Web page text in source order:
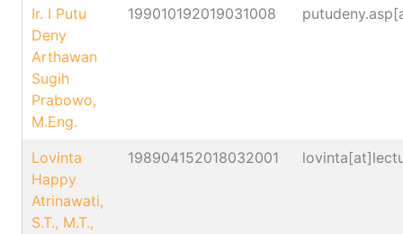
Ir. I Putu
Deny
Arthawan
Sugih
Prabowo,
M.Eng.
199010192019031008
Lovinta
Happy
Atrinawati,
S.T., M.T.,
198904152018032001